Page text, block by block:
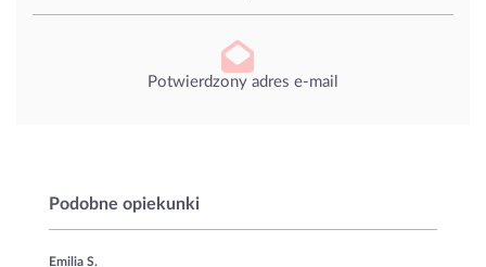
Potwierdzony adres e-mail
Podobne opiekunki
Emilia S.